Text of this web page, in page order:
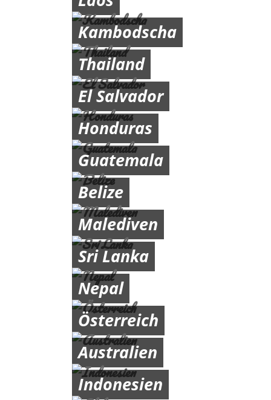
Kambodscha
Thailand
El Salvador
Honduras
Guatemala
Belize
Malediven
Sri Lanka
Nepal
Österreich
Australien
Indonesien